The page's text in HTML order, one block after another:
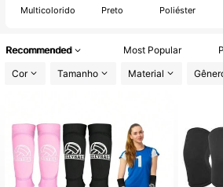
Multicolorido Preto Poliéster
Recommended Most Popular
Cor
Tamanho Material